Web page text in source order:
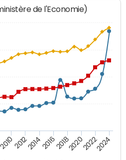
de l'Economie)
20102012201420162018202020222024